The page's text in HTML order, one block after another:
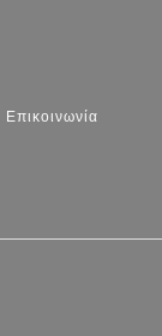
Επικοινωνία